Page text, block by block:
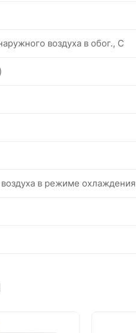
воздуха в обог., С
в режиме охлаждения